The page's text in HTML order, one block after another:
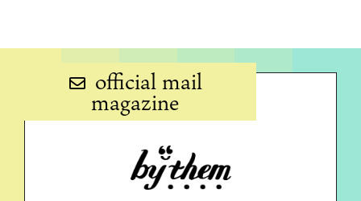
official mail
magazine